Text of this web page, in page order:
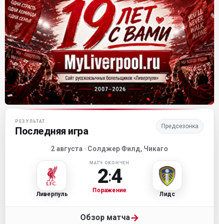
Матч-центр «Ливерпуля»
РЕЗУЛЬТАТ
Последняя игра Предсезонка
2 августа · Солджер Филд, Чикаго
Ливерпуль
МАТЧ ОКОНЧЕН
2:4
Поражение
Лидс
Обзор матча→